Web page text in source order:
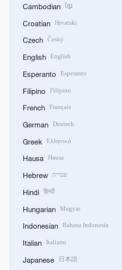
Cambodian ខ្មែរ
Croatian Hrvatski
Czech Český
English English
Esperanto Esperanto
Filipino Filipino
French Français
German Deutsch
Greek Ελληνικά
Hausa Hausa
Hebrew עברית
Hindi हिन्दी
Hungarian Magyar
Indonesian Bahasa Indonesia
Italian Italiano
Japanese 日本語